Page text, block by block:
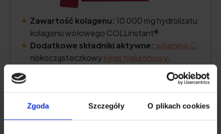
Zgoda Szczegóły O plikach cookies
Zawartość kolagenu: 10 000 mg hydrolizatu
kolagenu wołowego COLLinstant®
Dodatkowe składniki aktywne: witamina C,
niskocząsteczkowykwas hialuronowy,
, ekstrakt z żywicy
kadzidłowca indyjskiego (boswellia serrata)
Porcja:
1 saszetka dziennie
Wystarczy na: